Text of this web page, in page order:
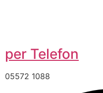
per Telefon
05572 1088